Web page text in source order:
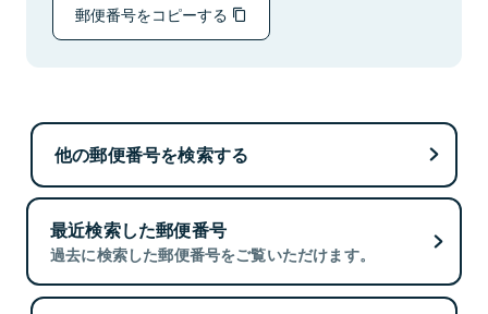
郵便番号をコピーする
他の郵便番号を検索する
最近検索した郵便番号
過去に検索した郵便番号をご覧いただけます。